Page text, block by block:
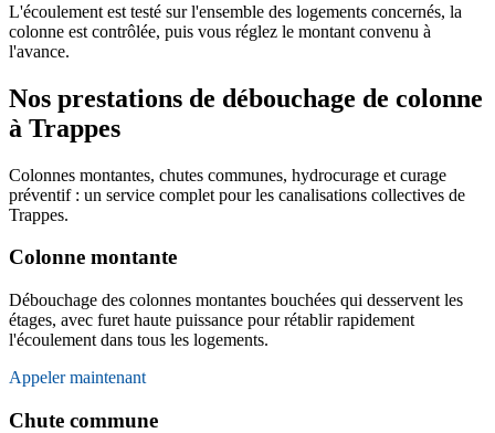
L'écoulement est testé sur l'ensemble des logements concernés, la
colonne est contrôlée, puis vous réglez le montant convenu à
l'avance.
Nos prestations de débouchage de colonne
à Trappes
Colonnes montantes, chutes communes, hydrocurage et curage
préventif : un service complet pour les canalisations collectives de
Trappes.
Colonne montante
Débouchage des colonnes montantes bouchées qui desservent les
étages, avec furet haute puissance pour rétablir rapidement
l'écoulement dans tous les logements.
Appeler maintenant
Chute commune